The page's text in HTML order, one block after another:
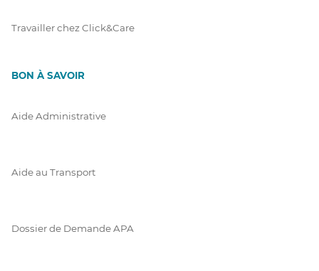
Travailler chez Click&Care
BON À SAVOIR
Aide Administrative
Aide au Transport
Dossier de Demande APA